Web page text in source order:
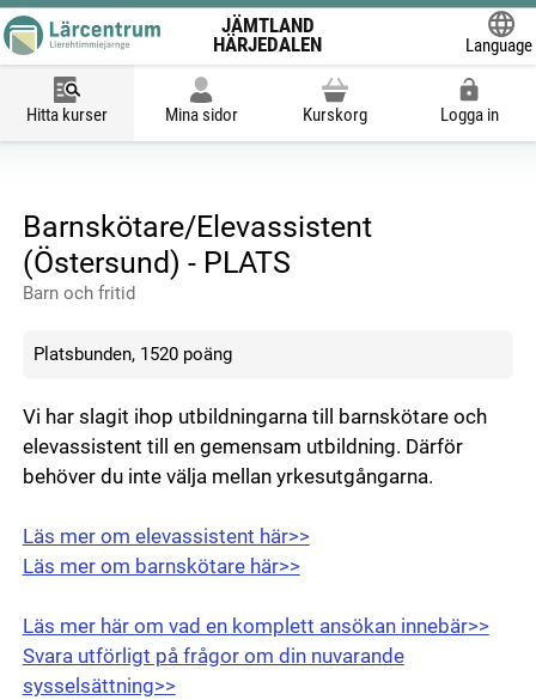
JÄMTLAND
HÄRJEDALEN
Language
Hitta kurser Mina sidor Kurskorg Logga in
Barnskötare/Elevassistent
(Östersund) - PLATS
Barn och fritid
Platsbunden, 1520 poäng
Vi har slagit ihop utbildningarna till barnskötare och
elevassistent till en gemensam utbildning. Därför
behöver du inte välja mellan yrkesutgångarna.
Läs mer om elevassistent här>>
Läs mer om barnskötare här>>
Läs mer här om vad en komplett ansökan innebär>>
Svara utförligt på frågor om din nuvarande
sysselsättning>>